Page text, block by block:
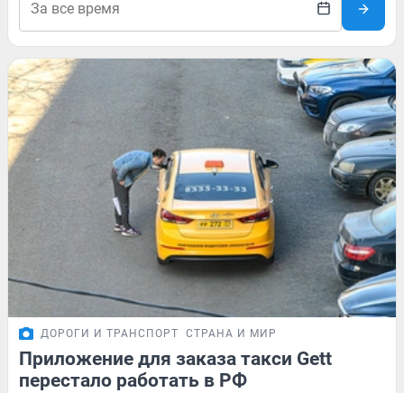
ДОРОГИ И ТРАНСПОРТ СТРАНА И МИР
Приложение для заказа такси Gett
перестало работать в РФ